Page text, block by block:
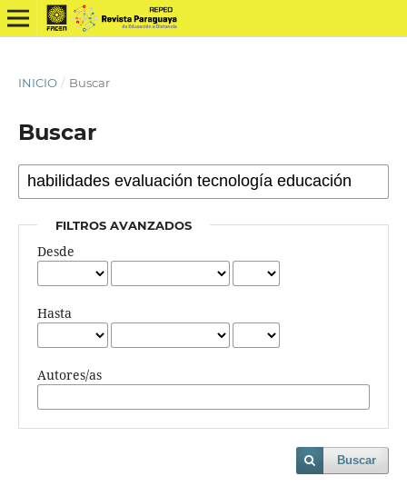
INICIO / Buscar
Buscar
FILTROS AVANZADOS
Desde
Hasta
Autores/as
Buscar